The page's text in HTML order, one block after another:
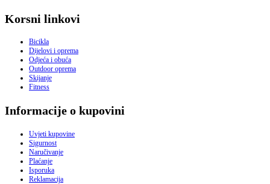
Korsni linkovi
Bicikla
Dijelovi i oprema
Odjeća i obuća
Outdoor oprema
Skijanje
Fitness
Informacije o kupovini
Uvjeti kupovine
Sigurnost
Naručivanje
Plaćanje
Isporuka
Reklamacija